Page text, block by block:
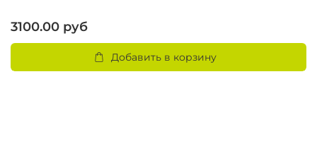
3100.00 руб
Добавить в корзину